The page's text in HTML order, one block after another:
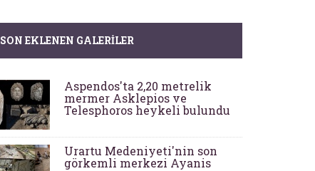
SON EKLENEN GALERILER
Aspendos'ta 2,20 metrelik
mermer Asklepios ve
Telesphoros heykeli bulundu
Urartu Medeniyeti'nin son
görkemli merkezi Ayanis